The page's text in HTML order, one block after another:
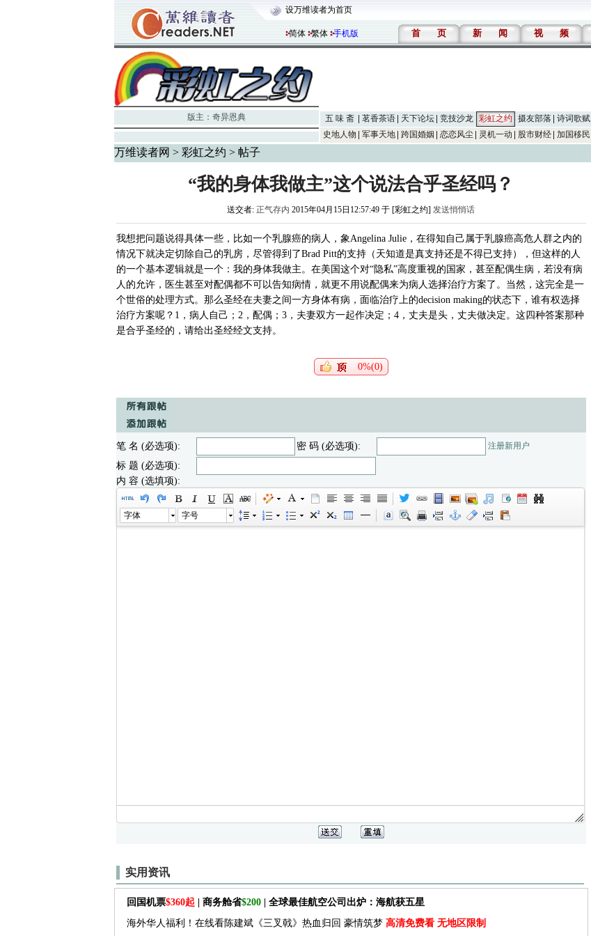
设万维读者为首页
简体 繁体 手机版 首 页 新 闻 视 频
版主： 奇异恩典 五 味 斋 茗香茶语 天下论坛 竞技沙龙 彩虹之约 摄友部落 诗词歌赋
史地人物
军事天地 跨国婚姻 恋恋风尘 灵机一动 股市财经 加国移民
万维读者网 > 彩虹之约 > 帖子
“我的身体我做主”这个说法合乎圣经吗？
送交者: 正气存内 2015年04月15日12:57:49 于 [彩虹之约] 发送悄悄话
我想把问题说得具体一些，比如一个乳腺癌的病人，象Angelina Julie，在得知自己属于乳腺癌高危人群之内的
情况下就决定切除自己的乳房，尽管得到了Brad Pitt的支持（天知道是真支持还是不得已支持），但这样的人
的一个基本逻辑就是一个：我的身体我做主。在美国这个对“隐私”高度重视的国家，甚至配偶生病，若没有病
人的允许，医生甚至对配偶都不可以告知病情，就更不用说配偶来为病人选择治疗方案了。当然，这完全是一
个世俗的处理方式。那么圣经在夫妻之间一方身体有病，面临治疗上的decision making的状态下，谁有权选择
治疗方案呢？1，病人自己；2，配偶；3，夫妻双方一起作决定；4，丈夫是头，丈夫做决定。这四种答案那种
是合乎圣经的，请给出圣经经文支持。
0%(0)
笔 名 (必选项): 密 码 (必选项): 注册新用户
标 题 (必选项):
内 容 (选填项):
字体 字号
实用资讯
回国机票$360起 | 商务舱省$200| 全球最佳航空公司出炉：海航获五星
海外华人福利！在线看陈建斌《三叉戟》热血归回 豪情筑梦 高清免费看 无地区限制